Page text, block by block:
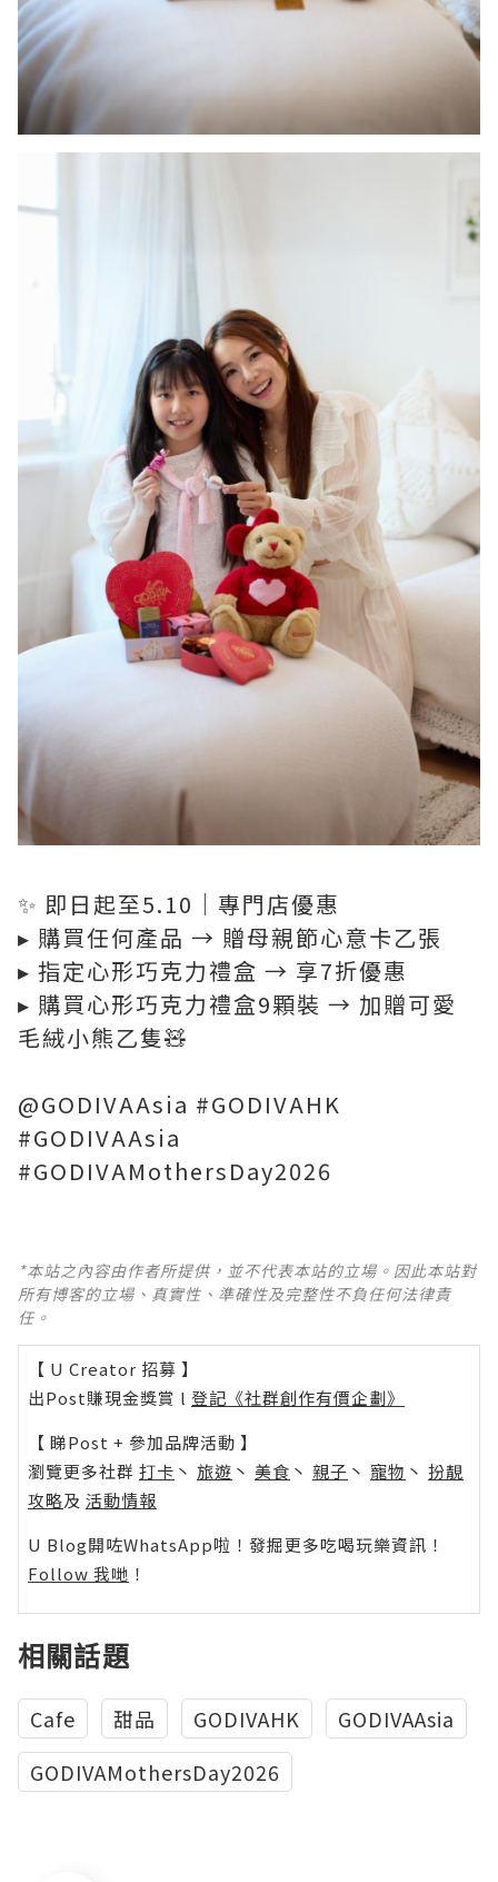
✨ 即日起至5.10｜專門店優惠
▸ 購買任何產品 → 贈母親節心意卡乙張
▸ 指定心形巧克力禮盒 → 享7折優惠
▸ 購買心形巧克力禮盒9顆裝 → 加贈可愛
毛絨小熊乙隻🧸
@GODIVAAsia #GODIVAHK
#GODIVAAsia
#GODIVAMothersDay2026
*本站之內容由作者所提供，並不代表本站的立場。因此本站對
所有博客的立場、真實性、準確性及完整性不負任何法律責
任。
【 U Creator 招募 】
出Post賺現金獎賞 l 登記《社群創作有價企劃》
【 睇Post + 參加品牌活動 】
瀏覽更多社群 打卡 丶 旅遊 丶 美食 丶 親子 丶 寵物 丶 扮靚
攻略及 活動情報
U Blog開咗WhatsApp啦！發掘更多吃喝玩樂資訊！
Follow 我哋 ！
相關話題
Cafe 甜品 GODIVAHK
GODIVAAsia
GODIVAMothersDay2026